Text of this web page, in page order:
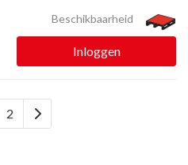
Beschikbaarheid
Inloggen
2